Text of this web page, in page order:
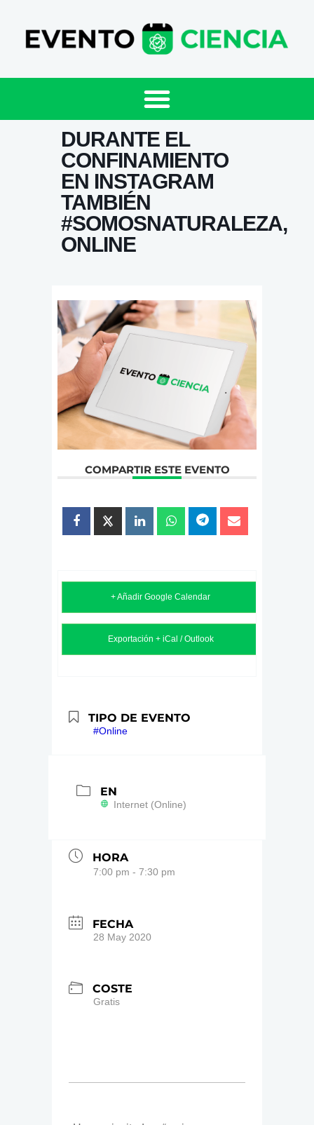
DURANTE EL
CONFINAMIENTO
EN INSTAGRAM
TAMBIÉN
#SOMOSNATURALEZA,
ONLINE
COMPARTIR ESTE EVENTO
+ Añadir Google Calendar
Exportación + iCal / Outlook
TIPO DE EVENTO
#Online
EN
Internet (Online)
HORA
7:00 pm - 7:30 pm
FECHA
28 May 2020
COSTE
Gratis